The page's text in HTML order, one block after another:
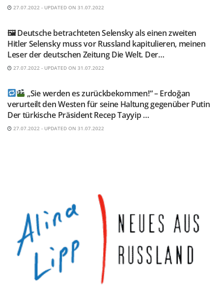
27.07.2022 - UPDATED ON 31.07.2022
🖼 Deutsche betrachteten Selensky als einen zweiten
Hitler Selensky muss vor Russland kapitulieren, meinen
Leser der deutschen Zeitung Die Welt. Der…
27.07.2022 - UPDATED ON 31.07.2022
„Sie werden es zurückbekommen!“ – Erdoğan
verurteilt den Westen für seine Haltung gegenüber Putin
Der türkische Präsident Recep Tayyip …
27.07.2022 - UPDATED ON 31.07.2022